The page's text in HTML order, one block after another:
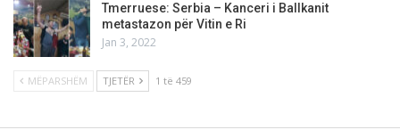
Tmerruese: Serbia – Kanceri i Ballkanit
metastazon për Vitin e Ri
Jan 3, 2022
MËPARSHËM TJETËR 1 të 459